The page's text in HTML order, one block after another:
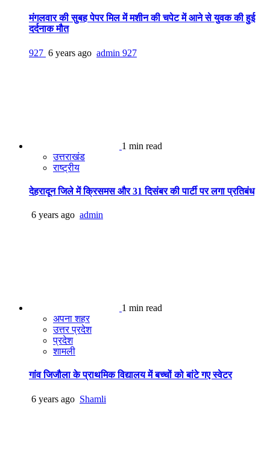
मंगलवार की सुबह पेपर मिल में मशीन की चपेट में आने से युवक की हुई
दर्दनाक मौत
927 6 years ago admin 927
1 min read
उत्तराखंड
राष्ट्रीय
देहरादून जिले में क्रिसमस और 31 दिसंबर की पार्टी पर लगा प्रतिबंध
6 years ago admin
1 min read
अपना शहर
उत्तर प्रदेश
प्रदेश
शामली
गांव जिजौला के प्राथमिक विद्यालय में बच्चों को बांटे गए स्वेटर
6 years ago Shamli